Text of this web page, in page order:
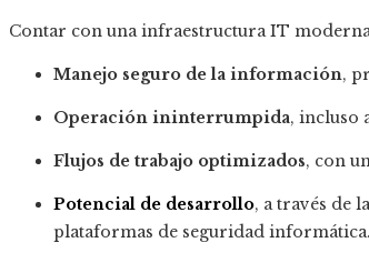
Contar con una infraestructura IT
Manejo seguro de la información,
Operación ininterrumpida, incluso
Flujos de trabajo optimizados, con
Potencial de desarrollo, a través de
plataformas de seguridad informática.